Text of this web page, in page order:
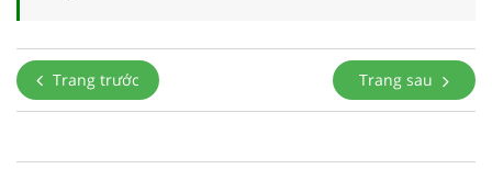
Trang trước Trang sau